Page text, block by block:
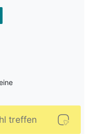
treffen